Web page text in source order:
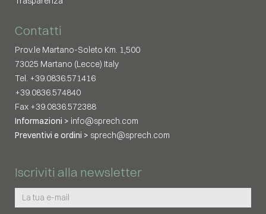
Contatti
Prov.le Martano-Soleto Km. 1,500
73025 Martano (Lecce) Italy
Tel. +39.0836.571416
+39.0836.574840
Fax +39.0836.572388
Informazioni > info@sprech.com
Preventivi e ordini > sprech@sprech.com
Iscriviti alla newsletter